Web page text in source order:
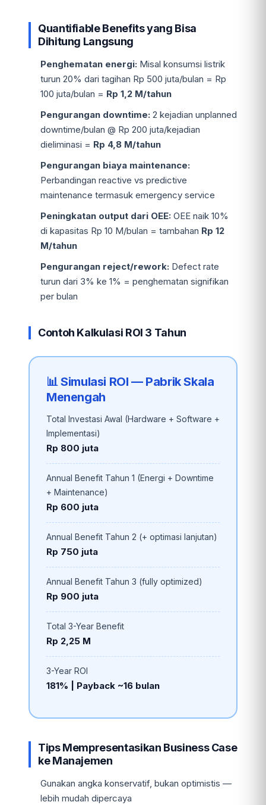
Quantifiable Benefits yang Bisa
Dihitung Langsung
Penghematan energi: Misal konsumsi listrik
turun 20% dari tagihan Rp 500 juta/bulan = Rp
100 juta/bulan = Rp 1,2 M/tahun
Pengurangan downtime: 2 kejadian unplanned
downtime/bulan @ Rp 200 juta/kejadian
dieliminasi = Rp 4,8 M/tahun
Pengurangan biaya maintenance:
Perbandingan reactive vs predictive
maintenance termasuk emergency service
Peningkatan output dari OEE: OEE naik 10%
di kapasitas Rp 10 M/bulan = tambahan Rp 12
M/tahun
Pengurangan reject/rework: Defect rate
turun dari 3% ke 1% = penghematan signifikan
per bulan
Contoh Kalkulasi ROI 3 Tahun
📊 Simulasi ROI — Pabrik Skala
Menengah
Total Investasi Awal (Hardware + Software +
Implementasi)
Rp 800 juta
Annual Benefit Tahun 1 (Energi + Downtime
+ Maintenance)
Rp 600 juta
Annual Benefit Tahun 2 (+ optimasi lanjutan)
Rp 750 juta
Annual Benefit Tahun 3 (fully optimized)
Rp 900 juta
Total 3-Year Benefit
Rp 2,25 M
3-Year ROI
181% | Payback ~16 bulan
Tips Mempresentasikan Business Case
ke Manajemen
Gunakan angka konservatif, bukan optimistis —
lebih mudah dipercaya